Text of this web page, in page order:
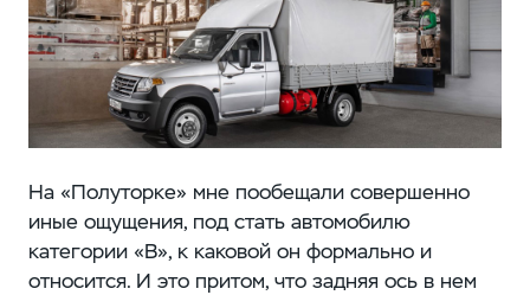
На «Полуторке» мне пообещали совершенно
иные ощущения, под стать автомобилю
категории «В», к каковой он формально и
относится. И это притом, что задняя ось в нем